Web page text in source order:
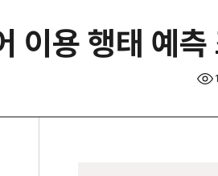
용 행태 예측